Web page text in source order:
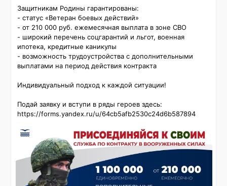
Защитникам Родины гарантированы:
- статус «Ветеран боевых действий»
- от 210 000 руб. ежемесячная выплата в зоне СВО
- широкий перечень соцгарантий и льгот, военная
ипотека, кредитные каникулы
- возможность трудоустройства с дополнительными
выплатами на период действия контракта
Индивидуальный подход к каждой ситуации!
Подай заявку и вступи в ряды героев здесь:
https://forms.yandex.ru/u/64cb5afb2530c24d6b587894